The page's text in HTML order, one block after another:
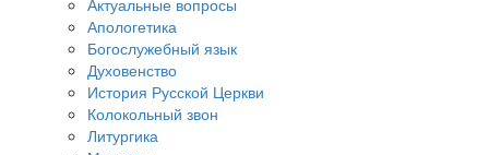
Актуальные вопросы
Апологетика
Богослужебный язык
Духовенство
История Русской Церкви
Колокольный звон
Литургика